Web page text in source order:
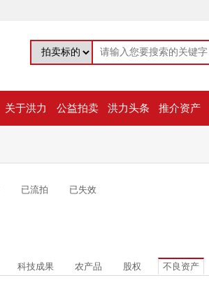
关于洪力 公益拍卖 洪力头条 推介资产
已流拍 已失效
科技成果 农产品 股权 不良资产